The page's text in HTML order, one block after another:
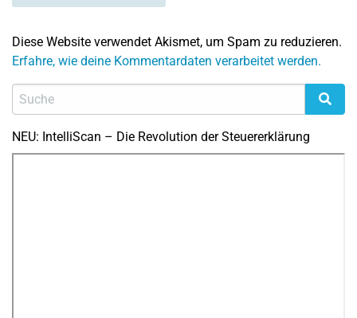
Diese Website verwendet Akismet, um Spam zu reduzieren.
Erfahre, wie deine Kommentardaten verarbeitet werden.
NEU: IntelliScan – Die Revolution der Steuererklärung